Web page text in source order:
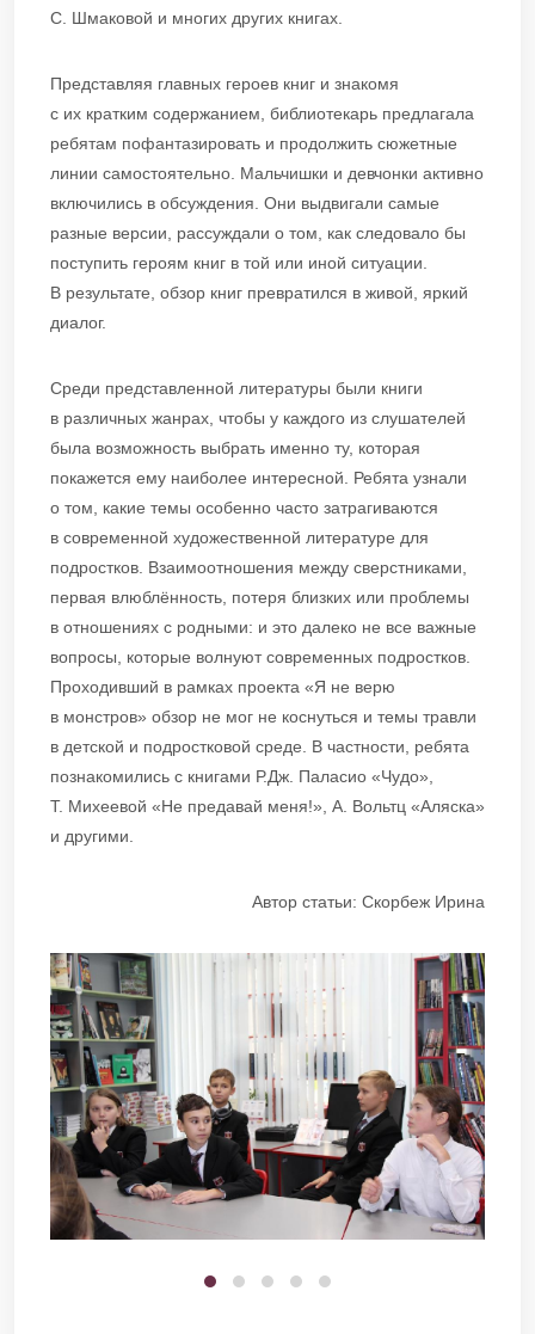
С. Шмаковой и многих других книгах.
Представляя главных героев книг и знакомя
с их кратким содержанием, библиотекарь предлагала
ребятам пофантазировать и продолжить сюжетные
линии самостоятельно. Мальчишки и девчонки активно
включились в обсуждения. Они выдвигали самые
разные версии, рассуждали о том, как следовало бы
поступить героям книг в той или иной ситуации.
В результате, обзор книг превратился в живой, яркий
диалог.
Среди представленной литературы были книги
в различных жанрах, чтобы у каждого из слушателей
была возможность выбрать именно ту, которая
покажется ему наиболее интересной. Ребята узнали
о том, какие темы особенно часто затрагиваются
в современной художественной литературе для
подростков. Взаимоотношения между сверстниками,
первая влюблённость, потеря близких или проблемы
в отношениях с родными: и это далеко не все важные
вопросы, которые волнуют современных подростков.
Проходивший в рамках проекта «Я не верю
в монстров» обзор не мог не коснуться и темы травли
в детской и подростковой среде. В частности, ребята
познакомились с книгами Р.Дж. Паласио «Чудо»,
Т. Михеевой «Не предавай меня!», А. Вольтц «Аляска»
и другими.
Автор статьи: Скорбеж Ирина